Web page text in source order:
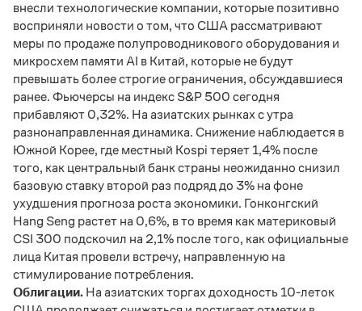
внесли технологические компании, которые позитивно
восприняли новости о том, что США рассматривают
меры по продаже полупроводникового оборудования и
микросхем памяти AI в Китай, которые не будут
превышать более строгие ограничения, обсуждавшиеся
ранее. Фьючерсы на индекс S&P 500 сегодня
прибавляют 0,32%. На азиатских рынках с утра
разнонаправленная динамика. Снижение наблюдается в
Южной Корее, где местный Kospi теряет 1,4% после
того, как центральный банк страны неожиданно снизил
базовую ставку второй раз подряд до 3% на фоне
ухудшения прогноза роста экономики. Гонконгский
Hang Seng растет на 0,6%, в то время как материковый
CSI 300 подскочил на 2,1% после того, как официальные
лица Китая провели встречу, направленную на
стимулирование потребления.
Облигации. На азиатских торгах доходность 10-леток